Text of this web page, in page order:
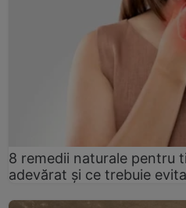
8 remedii naturale pentru
adevărat și ce trebuie